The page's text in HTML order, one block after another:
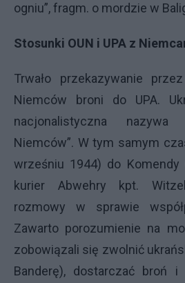
ogniu”, fragm. o mordzie w
Stosunki OUN i UPA z
Trwało przekazywanie
Niemców broni do UPA.
nacjonalistyczna nazywa
Niemców”. W tym samym
wrześniu 1944) do Komendy
kurier Abwehry kpt.
rozmowy w sprawie
Zawarto porozumienie na
zobowiązali się zwolnić
Banderę), dostarczać broń